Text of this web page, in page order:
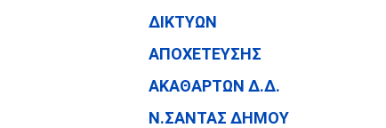
ΔΙΚΤΥΩΝ
ΑΠΟΧΕΤΕΥΣΗΣ
ΑΚΑΘΑΡΤΩΝ Δ.Δ.
Ν.ΣΑΝΤΑΣ ΔΗΜΟΥ